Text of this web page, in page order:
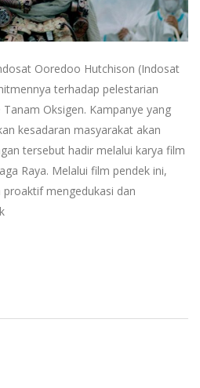
Ooredoo Hutchison (Indosat
terhadap pelestarian
Oksigen. Kampanye yang
kesadaran masyarakat akan
tersebut hadir melalui karya film
Raya. Melalui film pendek ini,
mengedukasi dan